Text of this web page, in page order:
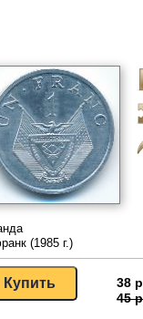
(1985 г.)
38
45